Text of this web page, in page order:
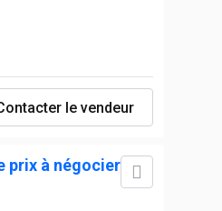
le vendeur
prix à négocier